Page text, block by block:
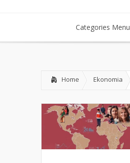
Categories Menu
Home Ekonomia